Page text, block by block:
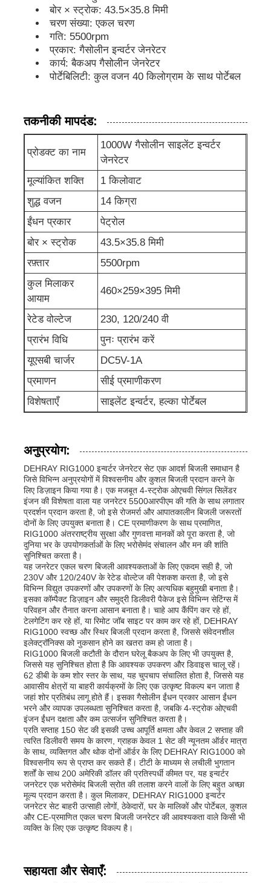
ध्वनिरोधी जनरेटर सेट
गृह उपयोग जनरेटर
कम शोर जनरेटर
जनरेटर रखरखाव
वेल्डिंग जेनरेटर सेट
डीजल इंजन जनरेटर
अपशिष्ट जल पंप
बोर × स्ट्रोक: 43.5×35.8 मिमी
चरण संख्या: एकल चरण
गति: 5500rpm
प्रकार: गैसोलीन इन्वर्टर जेनरेटर
कार्य: बैकअप गैसोलीन जेनरेटर
पोर्टेबिलिटी: कुल वजन 40 किलोग्राम के साथ पोर्टेबल
तकनीकी मापदंड:
प्रोडक्ट का नाम
1000W गैसोलीन साइलेंट इन्वर्टर
जेनरेटर
मूल्यांकित शक्ति
1 किलोवाट
शुद्ध वजन
14 किग्रा
ईंधन प्रकार
पेट्रोल
बोर × स्ट्रोक
43.5×35.8 मिमी
रफ़्तार
5500rpm
कुल मिलाकर
आयाम
460×259×395 मिमी
रेटेड वोल्टेज
230, 120/240 वी
प्रारंभ विधि
पुनः प्रारंभ करें
यूएसबी चार्जर
DC5V-1A
प्रमाणन
सीई प्रमाणीकरण
विशेषताएँ
साइलेंट इन्वर्टर, हल्का पोर्टेबल
अनुप्रयोग:
DEHRAY RIG1000 इन्वर्टर जेनरेटर सेट एक आदर्श बिजली समाधान है
जिसे विभिन्न अनुप्रयोगों में विश्वसनीय और कुशल बिजली प्रदान करने के
लिए डिज़ाइन किया गया है। एक मजबूत 4-स्ट्रोक ओएचवी सिंगल सिलेंडर
इंजन की विशेषता वाला यह जनरेटर 5500आरपीएम की गति के साथ लगातार
प्रदर्शन प्रदान करता है, जो इसे रोजमर्रा और आपातकालीन बिजली जरूरतों
दोनों के लिए उपयुक्त बनाता है। CE प्रमाणीकरण के साथ प्रमाणित,
RIG1000 अंतरराष्ट्रीय सुरक्षा और गुणवत्ता मानकों को पूरा करता है, जो
दुनिया भर के उपयोगकर्ताओं के लिए भरोसेमंद संचालन और मन की शांति
सुनिश्चित करता है।
यह जनरेटर एकल चरण बिजली आवश्यकताओं के लिए एकदम सही है, जो
230V और 120/240V के रेटेड वोल्टेज की पेशकश करता है, जो इसे
विभिन्न विद्युत उपकरणों और उपकरणों के लिए अत्यधिक बहुमुखी बनाता है।
इसका कॉम्पैक्ट डिज़ाइन और समुद्री डिलीवरी पैकेज इसे विभिन्न सेटिंग्स में
परिवहन और तैनात करना आसान बनाता है। चाहे आप कैंपिंग कर रहे हों,
टेलगेटिंग कर रहे हों, या रिमोट जॉब साइट पर काम कर रहे हों, DEHRAY
RIG1000 स्वच्छ और स्थिर बिजली प्रदान करता है, जिससे संवेदनशील
इलेक्ट्रॉनिक्स को नुकसान होने का खतरा कम हो जाता है।
RIG1000 बिजली कटौती के दौरान घरेलू बैकअप के लिए भी उपयुक्त है,
जिससे यह सुनिश्चित होता है कि आवश्यक उपकरण और डिवाइस चालू रहें।
62 डीबी के कम शोर स्तर के साथ, यह चुपचाप संचालित होता है, जिससे यह
आवासीय क्षेत्रों या बाहरी कार्यक्रमों के लिए एक उत्कृष्ट विकल्प बन जाता है
जहां शोर प्रतिबंध लागू होते हैं। इसका गैसोलीन ईंधन प्रकार आसान ईंधन
भरने और व्यापक उपलब्धता सुनिश्चित करता है, जबकि 4-स्ट्रोक ओएचवी
इंजन ईंधन दक्षता और कम उत्सर्जन सुनिश्चित करता है।
प्रति सप्ताह 150 सेट की इसकी उच्च आपूर्ति क्षमता और केवल 2 सप्ताह की
त्वरित डिलीवरी समय के कारण, ग्राहक केवल 1 सेट की न्यूनतम ऑर्डर मात्रा
के साथ, व्यक्तिगत और थोक दोनों ऑर्डर के लिए DEHRAY RIG1000 को
विश्वसनीय रूप से प्राप्त कर सकते हैं। टीटी के माध्यम से लचीली भुगतान
शर्तों के साथ 200 अमेरिकी डॉलर की प्रतिस्पर्धी कीमत पर, यह इन्वर्टर
जनरेटर एक भरोसेमंद बिजली स्रोत की तलाश करने वालों के लिए बहुत अच्छा
मूल्य प्रदान करता है। कुल मिलाकर, DEHRAY RIG1000 इन्वर्टर
जनरेटर सेट बाहरी उत्साही लोगों, ठेकेदारों, घर के मालिकों और पोर्टेबल, कुशल
और CE-प्रमाणित एकल चरण बिजली जनरेटर की आवश्यकता वाले किसी भी
व्यक्ति के लिए एक उत्कृष्ट विकल्प है।
सहायता और सेवाएँ: